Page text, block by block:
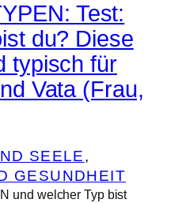
Test:
du? Diese
typisch für
Vata (Frau,
SEELE
GESUNDHEIT
und welcher Typ bist